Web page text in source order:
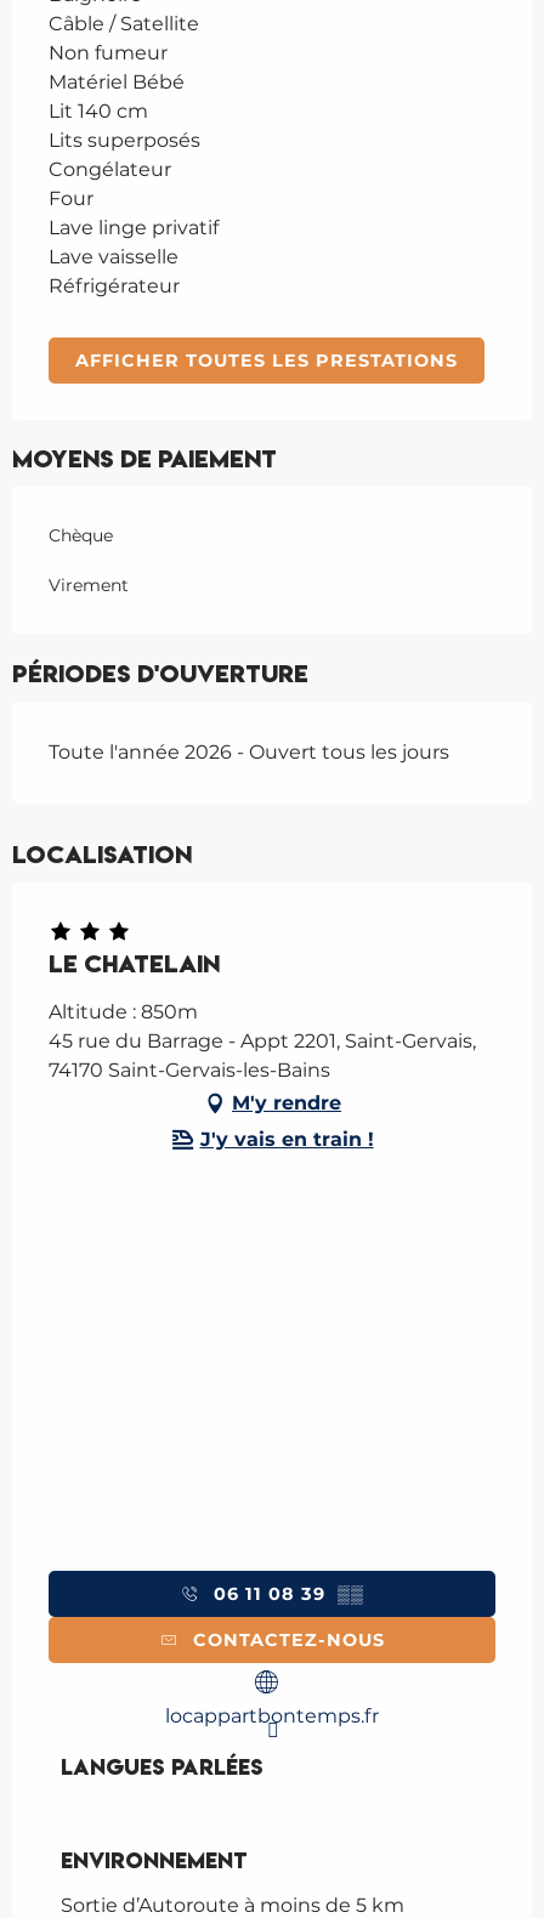
Câble / Satellite
Non fumeur
Matériel Bébé
Lit 140 cm
Lits superposés
Congélateur
Four
Lave linge privatif
Lave vaisselle
Réfrigérateur
AFFICHER TOUTES LES PRESTATIONS
Moyens de paiement
Chèque
Virement
Périodes d'ouverture
Toute l'année 2026 - Ouvert tous les jours
Localisation
Le Chatelain
Altitude : 850m
45 rue du Barrage - Appt 2201, Saint-Gervais,
74170 Saint-Gervais-les-Bains
M'y rendre
J'y vais en train !
06 11 08 39 ▒▒
CONTACTEZ-NOUS
locappartbontemps.fr
Langues parlées
Langues parlées
Environnement
Environnement
Sortie d’Autoroute à moins de 5 km